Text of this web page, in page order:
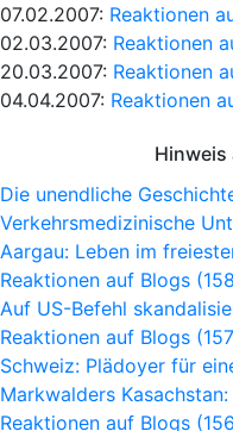
07.02.2007: Reaktionen
02.03.2007: Reaktionen
20.03.2007: Reaktionen
04.04.2007: Reaktionen
Hinweis
Die unendliche
Verkehrsmedizinische
Aargau: Leben im
Reaktionen auf Blogs
Auf US-Befehl
Reaktionen auf Blogs
Schweiz: Plädoyer für
Markwalders
Reaktionen auf Blogs